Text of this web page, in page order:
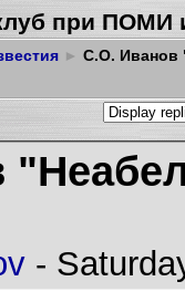
при ПОМИ
► C.О. Иванов
-